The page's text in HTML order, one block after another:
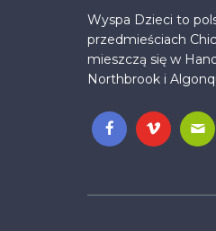
Wyspa Dzieci to
przedmieściach
mieszczą się w
Northbrook i